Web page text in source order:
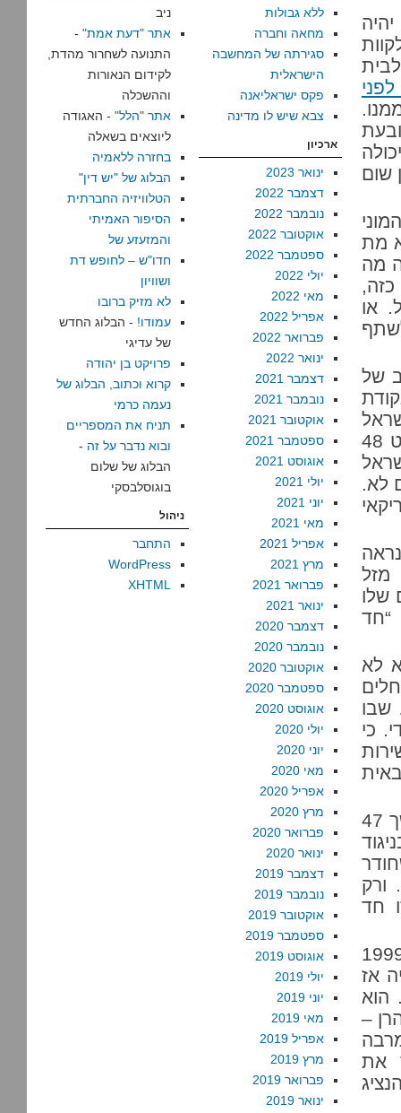
שום
מת
מה
80. במצב כזה,
או
של
רוצה לנהל משא ומתן בתום לב. חלפו, אחרי הכל, כמעט 48
לא.
מזל
שלו
“חד
לא
שבו
כי
אין שום דבר שישראל עושה שאיננו חד צדדי בגדה. במשך 47
ורק
חד
אוסלו, שרשמית אמור היה להסתיים במאי 1999
אז
הוא
–
את
ללא גבולות
מחאה וחברה
סגירתה של המחשבה
הישראלית
פקס ישראליאנה
צבא שיש לו מדינה
ארכיון
ינואר 2023
דצמבר 2022
נובמבר 2022
אוקטובר 2022
ספטמבר 2022
יולי 2022
מאי 2022
אפריל 2022
פברואר 2022
ינואר 2022
דצמבר 2021
נובמבר 2021
אוקטובר 2021
ספטמבר 2021
אוגוסט 2021
יולי 2021
יוני 2021
מאי 2021
אפריל 2021
מרץ 2021
פברואר 2021
ינואר 2021
דצמבר 2020
נובמבר 2020
אוקטובר 2020
ספטמבר 2020
אוגוסט 2020
יולי 2020
יוני 2020
מאי 2020
אפריל 2020
מרץ 2020
פברואר 2020
ינואר 2020
דצמבר 2019
נובמבר 2019
אוקטובר 2019
ספטמבר 2019
אוגוסט 2019
יולי 2019
יוני 2019
מאי 2019
אפריל 2019
מרץ 2019
פברואר 2019
ינואר 2019
ניב
אתר "דעת אמת" -
התנועה לשחרור מהדת,
לקידום הנאורות
וההשכלה
אתר "הלל" - האגודה
ליוצאים בשאלה
בחזרה ללאמיה
הבלוג של "יש דין"
הטלוויזיה החברתית
הסיפור האמיתי
והמזעזע של
חדו"ש – לחופש דת
ושוויון
לא מזיק ברובו
עמודו! - הבלוג החדש
של עדיגי
פרויקט בן יהודה
קרוא וכתוב, הבלוג של
נעמה כרמי
תניח את המספריים
ובוא נדבר על זה -
הבלוג של שלום
בוגוסלבסקי
ניהול
התחבר
WordPress
XHTML